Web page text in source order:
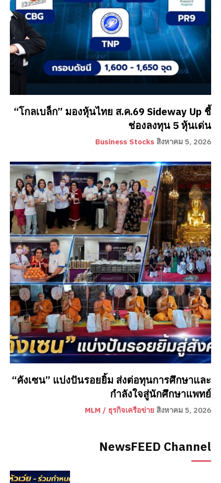
“โกลเบล็ก” มองหุ้นไทย ส.ค.69 Sideway Up ชี้
ช่องลงทุน 5 หุ้นเด่น
Business Stocks สิงหาคม 5, 2026
“คังเซน” แบ่งปันรอยยิ้ม ส่งต่อทุนการศึกษาและ
กำลังใจสู่นักศึกษาแพทย์
MLM / ธุรกิจเครือข่าย สิงหาคม 5, 2026
NewsFEED Channel